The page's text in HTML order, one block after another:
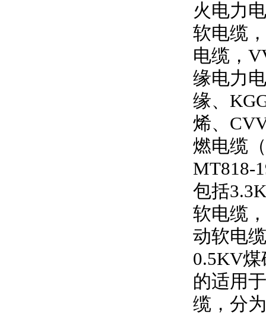
火电力
软电缆，
电缆，
缘电力
缘、
烯、
燃电缆
MT818-
包括
软电缆，
动软电
0.5KV煤
的适用
缆，分